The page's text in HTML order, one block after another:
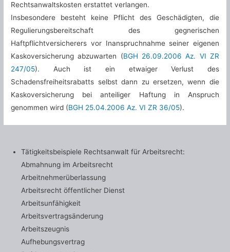
Rechtsanwaltskosten erstattet verlangen.
Insbesondere besteht keine Pflicht des Geschädigten, die
Regulierungsbereitschaft des gegnerischen
Haftpflichtversicherers vor Inanspruchnahme seiner eigenen
Kaskoversicherung abzuwarten (BGH 26.09.2006 Az. VI ZR
247/05). Auch ist ein etwaiger Verlust des
Schadensfreiheitsrabatts selbst dann zu ersetzen, wenn die
Kaskoversicherung bei anteiliger Haftung in Anspruch
genommen wird (BGH 25.04.2006 Az. VI ZR 36/05).
Tätigkeitsbeispiele Rechtsanwalt für Arbeitsrecht:
Abmahnung im Arbeitsrecht
Arbeitnehmerüberlassung
Arbeitsrecht öffentlicher Dienst
Arbeitsunfähigkeit
Arbeitsvertragsänderung
Arbeitszeugnis
Aufhebungsvertrag